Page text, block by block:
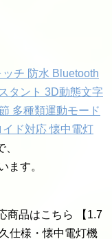
チ 防水 Bluetooth
タント 3D動態文字
多種類運動モード
ド対応 懐中電灯
、
ます。
商品はこちら 【1.7
仕様・懐中電灯機